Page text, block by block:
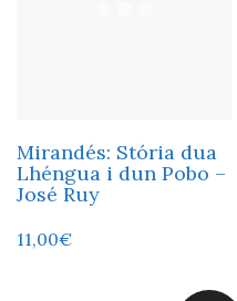
Mirandés: Stória dua
Lhéngua i dun Pobo –
José Ruy
11,00€